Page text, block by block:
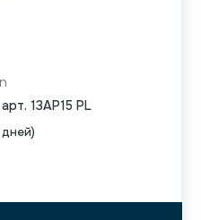
13AP15 PL